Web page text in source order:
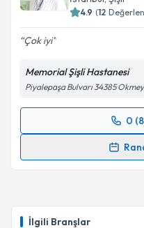
İlgili Branşlar
4.9 (12
Çok iyi
Memorial Şişli Hastanesi
Piyalepaşa Bulvarı 34385
0
Randevu Takvimi